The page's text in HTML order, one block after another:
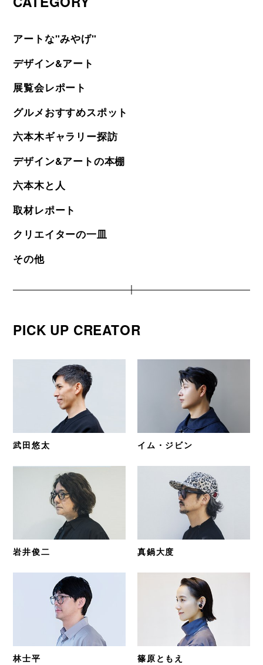
アートな"みやげ"
デザイン&アート
展覧会レポート
グルメおすすめスポット
六本木ギャラリー探訪
デザイン&アートの本棚
六本木と人
取材レポート
クリエイターの一皿
その他
PICK UP CREATOR
武田悠太 イム・ジビン
岩井俊二 真鍋大度
林士平 篠原ともえ